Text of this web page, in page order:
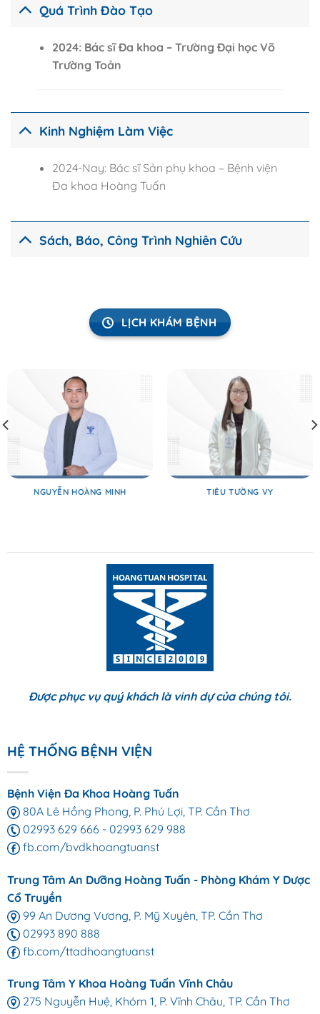
Quá Trình Đào Tạo
2024: Bác sĩ Đa khoa – Trường Đại học Võ
Trường Toản
Kinh Nghiệm Làm Việc
2024-Nay: Bác sĩ Sản phụ khoa – Bệnh viện
Đa khoa Hoàng Tuấn
Sách, Báo, Công Trình Nghiên Cứu
LỊCH KHÁM BỆNH
NGUYỄN HOÀNG MINH TIÊU TƯỜNG VY
Được phục vụ quý khách là vinh dự của chúng tôi.
HỆ THỐNG BỆNH VIỆN
Bệnh Viện Đa Khoa Hoàng Tuấn
80A Lê Hồng Phong, P. Phú Lợi, TP. Cần Thơ
02993 629 666 - 02993 629 988
fb.com/bvdkhoangtuanst
Trung Tâm An Dưỡng Hoàng Tuấn - Phòng Khám Y Dược
Cổ Truyền
99 An Dương Vương, P. Mỹ Xuyên, TP. Cần Thơ
02993 890 888
fb.com/ttadhoangtuanst
Trung Tâm Y Khoa Hoàng Tuấn Vĩnh Châu
275 Nguyễn Huệ, Khóm 1, P. Vĩnh Châu, TP. Cần Thơ